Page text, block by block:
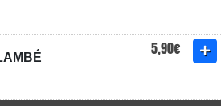
5,90€